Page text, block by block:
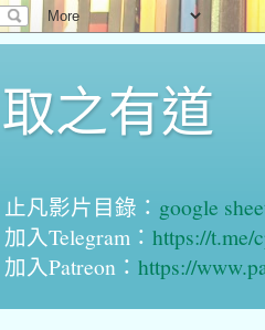
取之有道
止凡影片目錄： google
加入Telegram： https://t.me/
加入Patreon： https://